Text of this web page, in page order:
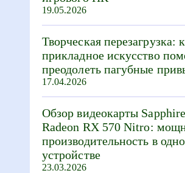
19.05.2026
Творческая перезагрузка:
прикладное искусство
преодолеть пагубные
17.04.2026
Обзор видеокарты
Radeon RX 570 Nitro:
производительность в
устройстве
23.03.2026